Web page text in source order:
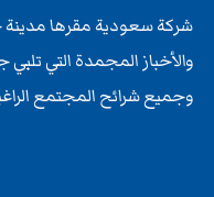
شركة سعودية مقرها مدينة
والأخباز المجمدة التي
وجميع شرائح المجتمع